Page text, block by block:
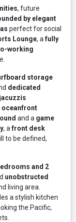
, future
by elegant
perfect for social
Lounge, afully
working
storage
dedicated
jacuzzis
and a game
, afront desk
to be defined,
and 2
unobstructed
living area.
a stylish kitchen
the Pacific,